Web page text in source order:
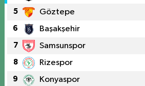
5 Göztepe
6 Başakşehir
7 Samsunspor
8 Rizespor
9 Konyaspor